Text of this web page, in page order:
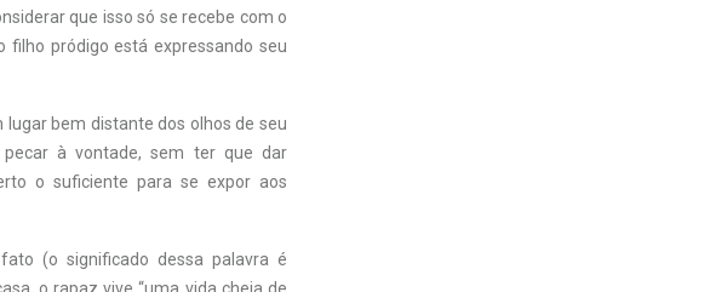
que isso só se recebe com o
pródigo está expressando seu
lugar bem distante dos olhos de seu
à vontade, sem ter que dar
o suficiente para se expor aos
(o significado dessa palavra é